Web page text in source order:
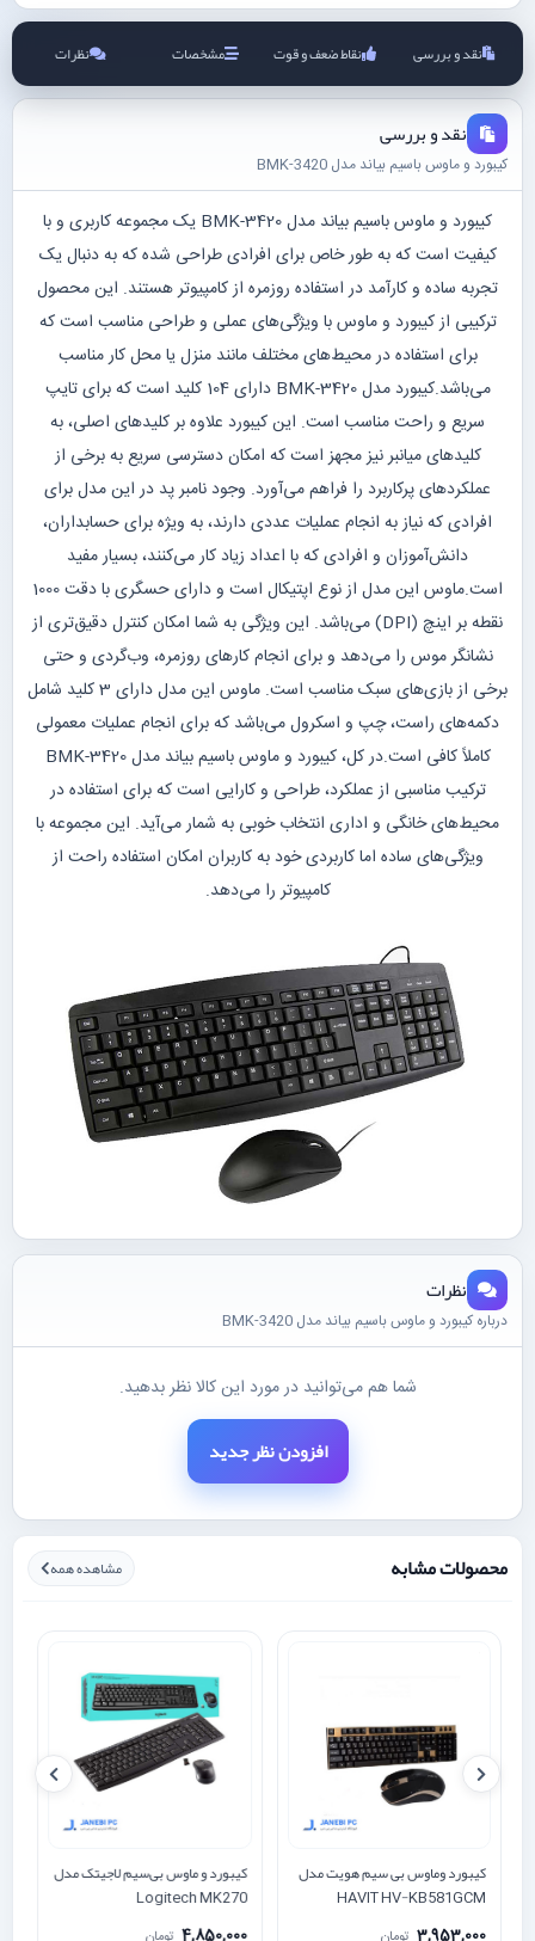
نقد و بررسی نقاط ضعف و قوت مشخصات نظرات
نقد و بررسی
کیبورد و ماوس باسیم بیاند مدل BMK-3420
کیبورد و ماوس باسیم بیاند مدل BMK-3420 یک مجموعه کاربری و با
کیفیت است که به طور خاص برای افرادی طراحی شده که به دنبال یک
تجربه ساده و کارآمد در استفاده روزمره از کامپیوتر هستند. این محصول
ترکیبی از کیبورد و ماوس با ویژگی‌های عملی و طراحی مناسب است که
برای استفاده در محیط‌های مختلف مانند منزل یا محل کار مناسب
می‌باشد.کیبورد مدل BMK-3420 دارای 104 کلید است که برای تایپ
سریع و راحت مناسب است. این کیبورد علاوه بر کلیدهای اصلی، به
کلیدهای میانبر نیز مجهز است که امکان دسترسی سریع به برخی از
عملکردهای پرکاربرد را فراهم می‌آورد. وجود نامبر پد در این مدل برای
افرادی که نیاز به انجام عملیات عددی دارند، به ویژه برای حسابداران،
دانش‌آموزان و افرادی که با اعداد زیاد کار می‌کنند، بسیار مفید
است.ماوس این مدل از نوع اپتیکال است و دارای حسگری با دقت 1000
نقطه بر اینچ (DPI) می‌باشد. این ویژگی به شما امکان کنترل دقیق‌تری از
نشانگر موس را می‌دهد و برای انجام کارهای روزمره، وب‌گردی و حتی
برخی از بازی‌های سبک مناسب است. ماوس این مدل دارای 3 کلید شامل
دکمه‌های راست، چپ و اسکرول می‌باشد که برای انجام عملیات معمولی
کاملاً کافی است.در کل، کیبورد و ماوس باسیم بیاند مدل BMK-3420
ترکیب مناسبی از عملکرد، طراحی و کارایی است که برای استفاده در
محیط‌های خانگی و اداری انتخاب خوبی به شمار می‌آید. این مجموعه با
ویژگی‌های ساده اما کاربردی خود به کاربران امکان استفاده راحت از
کامپیوتر را می‌دهد.
نظرات
درباره کیبورد و ماوس باسیم بیاند مدل BMK-3420
شما هم می‌توانید در مورد این کالا نظر بدهید.
افزودن نظر جدید
محصولات مشابه مشاهده همه
کیبورد و ماوس بی‌سیم لاجیتک مدل
Logitech MK270
کیبورد وماوس بی سیم هویت مدل
HAVIT HV-KB581GCM